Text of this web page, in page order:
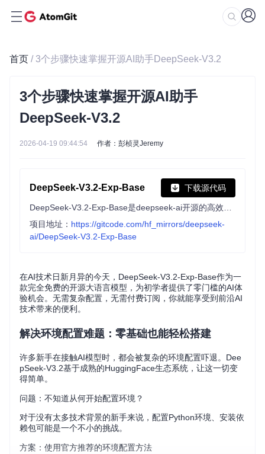
首页 / 3个步骤快速掌握开源AI助手DeepSeek-V3.2
3个步骤快速掌握开源AI助手
DeepSeek-V3.2
2026-04-19 09:44:54 作者：彭桢灵Jeremy
DeepSeek-V3.2-Exp-Base 下载源代码
项目地址： https://gitcode.com/hf_mirrors/deepseek-
ai/DeepSeek-V3.2-Exp-Base
在AI技术日新月异的今天，DeepSeek-V3.2-Exp-Base作为一
款完全免费的开源大语言模型，为初学者提供了零门槛的AI体
验机会。无需复杂配置，无需付费订阅，你就能享受到前沿AI
技术带来的便利。
解决环境配置难题：零基础也能轻松搭建
许多新手在接触AI模型时，都会被复杂的环境配置吓退。Dee
pSeek-V3.2基于成熟的HuggingFace生态系统，让这一切变
得简单。
问题：不知道从何开始配置环境？
对于没有太多技术背景的新手来说，配置Python环境、安装依
赖包可能是一个不小的挑战。
方案：使用官方推荐的环境配置方法